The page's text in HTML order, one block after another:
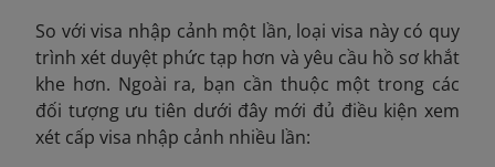
So với visa nhập cảnh một lần, loại visa này có quy
trình xét duyệt phức tạp hơn và yêu cầu hồ sơ khắt
khe hơn. Ngoài ra, bạn cần thuộc một trong các
đối tượng ưu tiên dưới đây mới đủ điều kiện xem
xét cấp visa nhập cảnh nhiều lần: